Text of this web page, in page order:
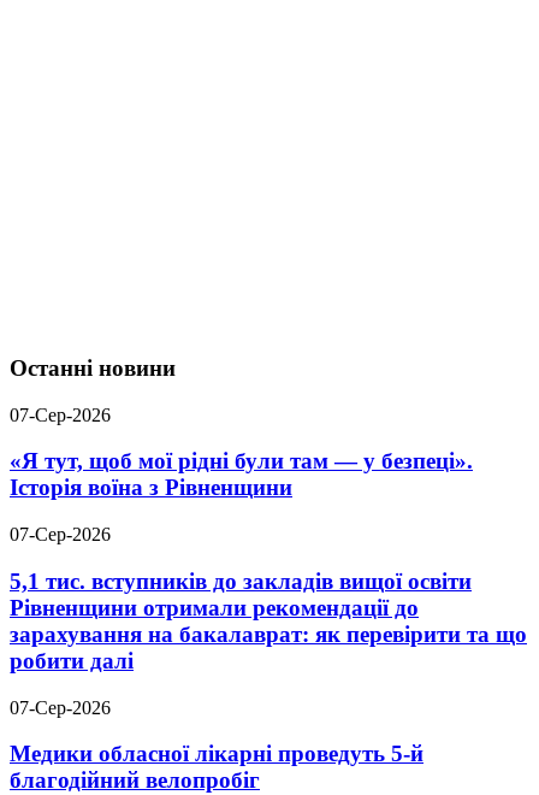
Останні новини
07-Сер-2026
«Я тут, щоб мої рідні були там — у безпеці».
Історія воїна з Рівненщини
07-Сер-2026
5,1 тис. вступників до закладів вищої освіти
Рівненщини отримали рекомендації до
зарахування на бакалаврат: як перевірити та що
робити далі
07-Сер-2026
Медики обласної лікарні проведуть 5-й
благодійний велопробіг